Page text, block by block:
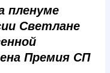
пленуме
Светлане
Премия СП